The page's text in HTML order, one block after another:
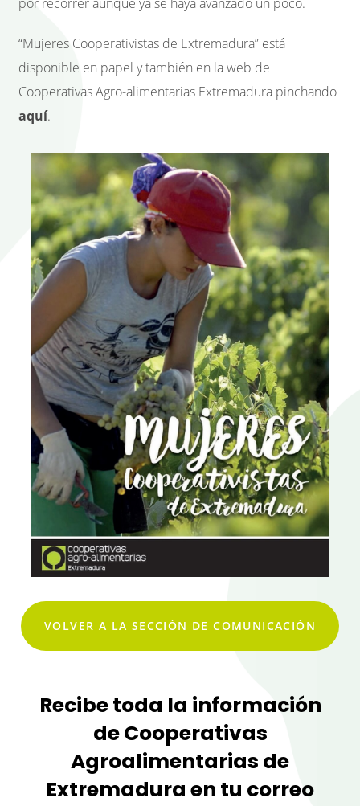
“Mujeres Cooperativistas de Extremadura” está
disponible en papel y también en la web de
Cooperativas Agro-alimentarias Extremadura pinchando
aquí.
VOLVER A LA SECCIÓN DE COMUNICACIÓN
Recibe toda la información
de Cooperativas
Agroalimentarias de
Extremadura en tu correo